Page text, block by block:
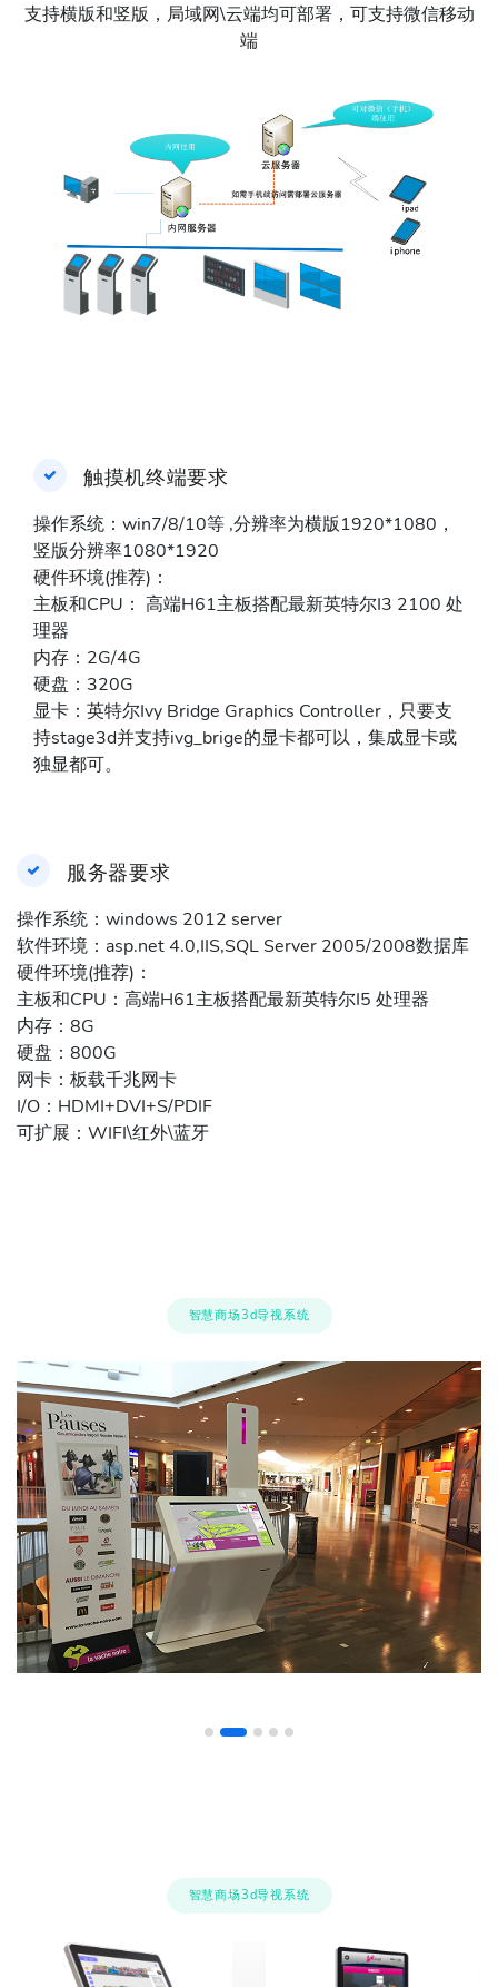
支持横版和竖版，局域网\云端均可部署，可支持微信移动
端
触摸机终端要求
操作系统：win7/8/10等 ,分辨率为横版1920*1080，
竖版分辨率1080*1920
硬件环境(推荐)：
主板和CPU： 高端H61主板搭配最新英特尔I3 2100 处
理器
内存：2G/4G
硬盘：320G
显卡：英特尔Ivy Bridge Graphics Controller，只要支
持stage3d并支持ivg_brige的显卡都可以，集成显卡或
独显都可。
服务器要求
操作系统：windows 2012 server
软件环境：asp.net 4.0,IIS,SQL Server 2005/2008数据库
硬件环境(推荐)：
主板和CPU：高端H61主板搭配最新英特尔I5 处理器
内存：8G
硬盘：800G
网卡：板载千兆网卡
I/O：HDMI+DVI+S/PDIF
可扩展：WIFI\红外\蓝牙
智慧商场3d导视系统
智慧商场3d导视系统